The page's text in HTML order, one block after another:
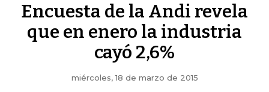
Encuesta de la Andi revela
que en enero la industria
cayó 2,6%
miércoles, 18 de marzo de 2015